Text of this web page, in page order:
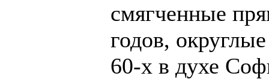
смягченные
годов,
60-х в духе